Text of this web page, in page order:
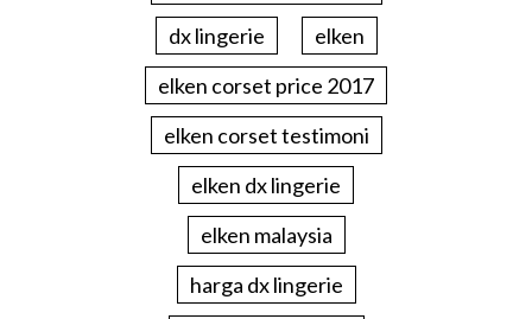
dx lingerie
elken
elken corset price 2017
elken corset testimoni
elken dx lingerie
elken malaysia
harga dx lingerie